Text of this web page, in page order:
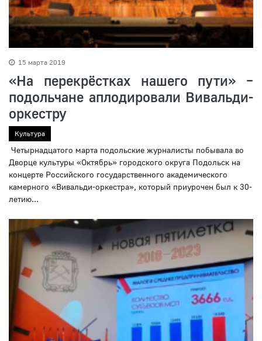
15 марта 2019
«На перекрёстках нашего пути» –
подольчане аплодировали Вивальди-
оркестру
Культура
Четырнадцатого марта подольские журналисты побывала во
Дворце культуры «Октябрь» городского округа Подольск на
концерте Российского государственного академического
камерного «Вивальди-оркестра», который приурочен был к 30-
летию...